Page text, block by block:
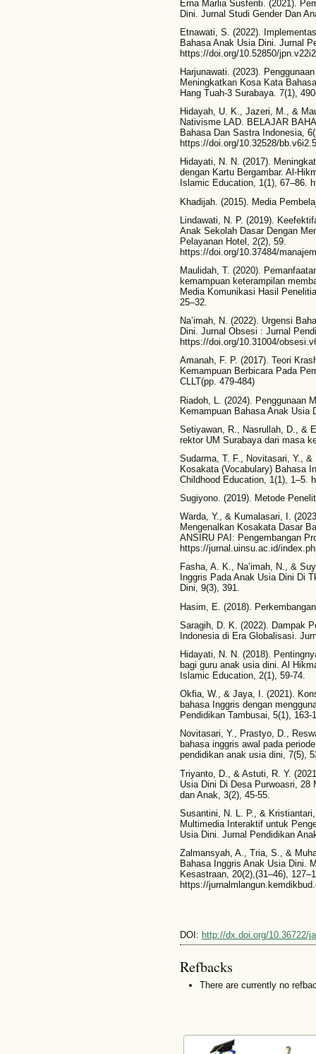
Erna Marlia Susfenti. (2021).
Dini. Jurnal Studi Gender Dan
Etnawati, S. (2022).
Bahasa Anak Usia Dini. Jurnal
https://doi.org/10.52850/
Harjunawati. (2023).
Meningkatkan Kosa Kata
Hang Tuah-3 Surabaya. 7(1),
Hidayah, U. K., Jazeri, M., &
Nativisme LAD. BELAJAR
Bahasa Dan Sastra Indonesia,
https://doi.org/10.32528/
Hidayati, N. N. (2017).
dengan Kartu Bergambar. Al-
Islamic Education, 1(1), 67–86.
Khadijah. (2015). Media
Lindawati, N. P. (2019).
Anak Sekolah Dasar Dengan
Pelayanan Hotel, 2(2), 59.
https://doi.org/10.37484/
Maulidah, T. (2020).
kemampuan keterampilan
Media Komunikasi Hasil
25–32.
Na’imah, N. (2022). Urgensi
Dini. Jurnal Obsesi : Jurnal
https://doi.org/10.31004/
Amanah, F. P. (2017). Teori
Kemampuan Berbicara Pada
CLLT(pp. 479-484)
Riadoh, L. (2024). Penggunaan
Kemampuan Bahasa Anak Usia
Setiyawan, R., Nasrullah, D., &
rektor UM Surabaya dari masa
Sudarma, T. F., Novitasari, Y.,
Kosakata (Vocabulary) Bahasa
Childhood Education, 1(1), 1–5.
Sugiyono. (2019). Metode
Warda, Y., & Kumalasari, I.
Mengenalkan Kosakata Dasar
ANSIRU PAI: Pengembangan
https://jurnal.uinsu.ac.id/
Fasha, A. K., Na’imah, N., &
Inggris Pada Anak Usia Dini Di
Dini, 9(3), 391.
Hasim, E. (2018).
Saragih, D. K. (2022). Dampak
Indonesia di Era Globalisasi.
Hidayati, N. N. (2018).
bagi guru anak usia dini. Al
Islamic Education, 2(1), 59-74.
Okfia, W., & Jaya, I. (2021).
bahasa Inggris dengan
Pendidikan Tambusai, 5(1), 163-
Novitasari, Y., Prastyo, D.,
bahasa inggris awal pada
pendidikan anak usia dini, 7(5),
Triyanto, D., & Astuti, R. Y.
Usia Dini Di Desa Purwoasri, 28
dan Anak, 3(2), 45-55.
Susantini, N. L. P., &
Multimedia Interaktif untuk
Usia Dini. Jurnal Pendidikan
Zalmansyah, A., Tria, S., &
Bahasa Inggris Anak Usia Dini.
Kesastraan, 20(2),(31–46),
https://
DOI: http://dx.doi.org/10.36722/
Refbacks
There are currently no